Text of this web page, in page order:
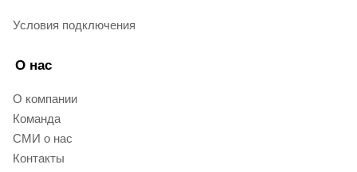
Условия подключения
О нас
О компании
Команда
СМИ о нас
Контакты